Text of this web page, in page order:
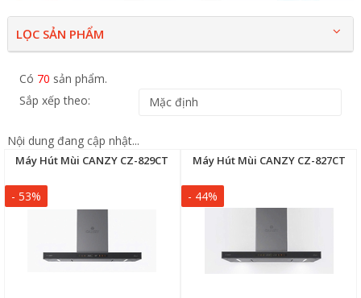
LỌC SẢN PHẨM
Có 70 sản phẩm.
Sắp xếp theo:
Nội dung đang cập nhật...
Máy Hút Mùi CANZY CZ-829CT
- 53%
Máy Hút Mùi CANZY CZ-827CT
- 44%